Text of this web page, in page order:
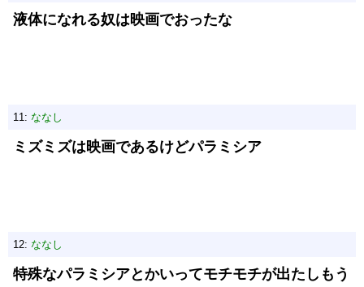
液体になれる奴は映画でおったな
11: ななし
ミズミズは映画であるけどパラミシア
12: ななし
特殊なパラミシアとかいってモチモチが出たしもう